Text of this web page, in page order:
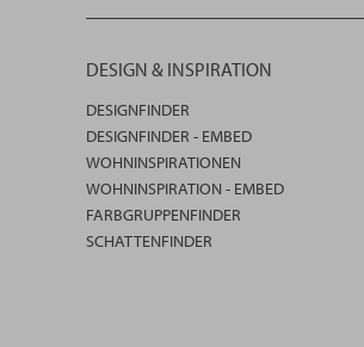
DESIGN & INSPIRATION
DESIGNFINDER
DESIGNFINDER - EMBED
WOHNINSPIRATIONEN
WOHNINSPIRATION - EMBED
FARBGRUPPENFINDER
SCHATTENFINDER